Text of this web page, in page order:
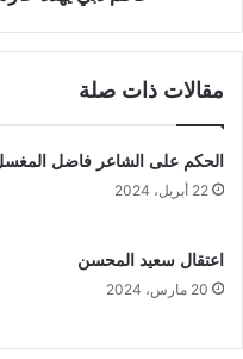
مقالات ذات صلة
الحكم على الشاعر فاضل
22 أبريل، 2024
اعتقال سعيد المحسن
20 مارس، 2024